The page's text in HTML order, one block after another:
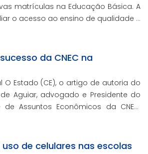
matrículas na Educação Básica. A
o acesso ao ensino de qualidade e
da CNEC na
O Estado (CE), o artigo de autoria do
de Aguiar, advogado e Presidente do
Assuntos Econômicos da CNEC,
uso de celulares nas escolas